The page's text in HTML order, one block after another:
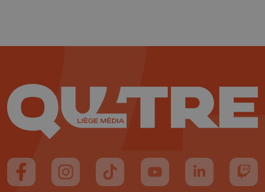
Suivez-nous sur FaceBook
Suivez-nous sur Instagram
Suivez-nous sur TikTok
Suivez-nous sur YouTube
Suivez-nous